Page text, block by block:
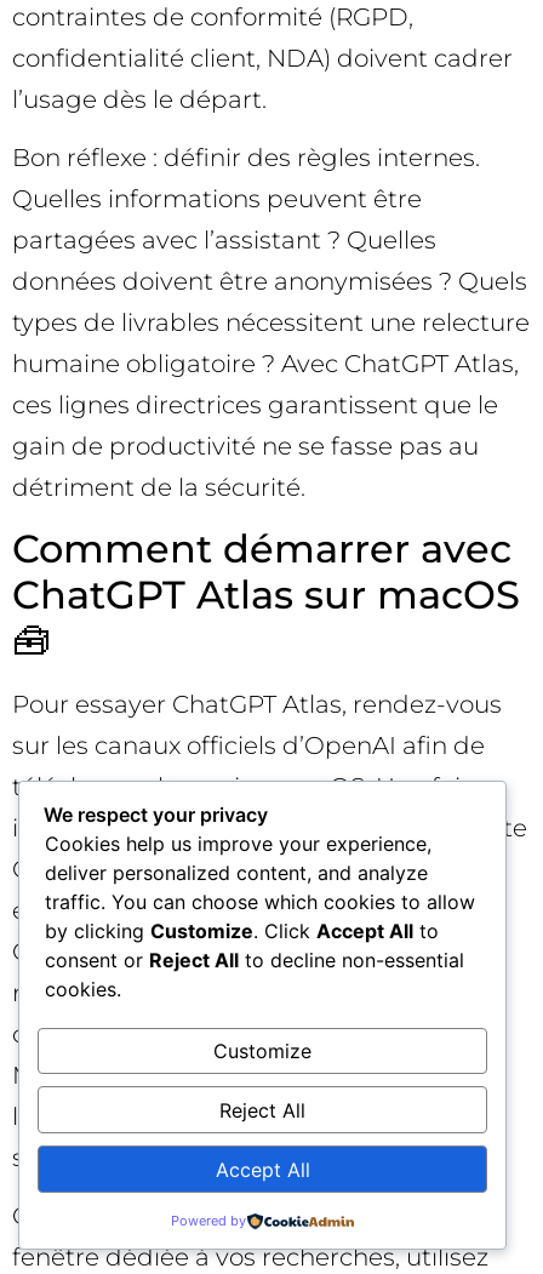
contraintes de conformité (RGPD,
confidentialité client, NDA) doivent cadrer
l’usage dès le départ.
Bon réflexe : définir des règles internes.
Quelles informations peuvent être
partagées avec l’assistant ? Quelles
données doivent être anonymisées ? Quels
types de livrables nécessitent une relecture
humaine obligatoire ? Avec ChatGPT Atlas,
ces lignes directrices garantissent que le
gain de productivité ne se fasse pas au
détriment de la sécurité.
Comment démarrer avec
ChatGPT Atlas sur macOS
🧰
Pour essayer ChatGPT Atlas, rendez-vous
sur les canaux officiels d’OpenAI afin de
télécharger la version macOS. Une fois
installé, connectez-vous avec votre compte
OpenAI, configurez vos préférences et
explorez les onglets de recherche unifiés.
Commencez par des tâches simples :
résumer un article, clarifier une notion,
comparer deux angles. Ensuite, testez le
Mode Agent (en aperçu) sur un objectif
limité et contrôlé, en vérifiant
soigneusement les résultats.
Quelques conseils pratiques : gardez une
fenêtre dédiée à vos recherches, utilisez
We respect your privacy
Cookies help us improve your experience,
deliver personalized content, and analyze
traffic. You can choose which cookies to allow
by clicking Customize. Click Accept All to
consent or Reject All to decline non-essential
cookies.
Customize
Reject All
Accept All
Powered by